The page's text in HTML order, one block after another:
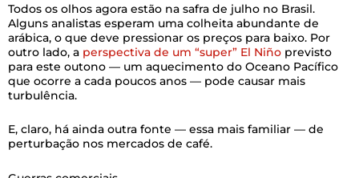
Todos os olhos agora estão na safra de julho no Brasil.
Alguns analistas esperam uma colheita abundante de
arábica, o que deve pressionar os preços para baixo. Por
outro lado, a perspectiva de um “super” El Niño previsto
para este outono — um aquecimento do Oceano Pacífico
que ocorre a cada poucos anos — pode causar mais
turbulência.
E, claro, há ainda outra fonte — essa mais familiar — de
perturbação nos mercados de café.